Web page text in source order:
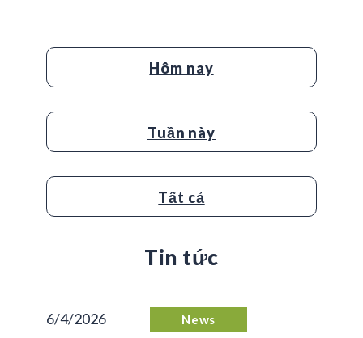
Hôm nay
Tuần này
Tất cả
Tin tức
6/4/2026 News